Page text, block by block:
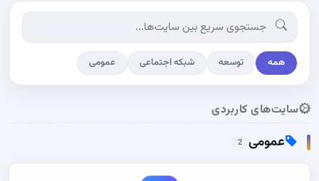
همه توسعه شبکه اجتماعی عمومی
سایت‌های کاربردی
عمومی 2